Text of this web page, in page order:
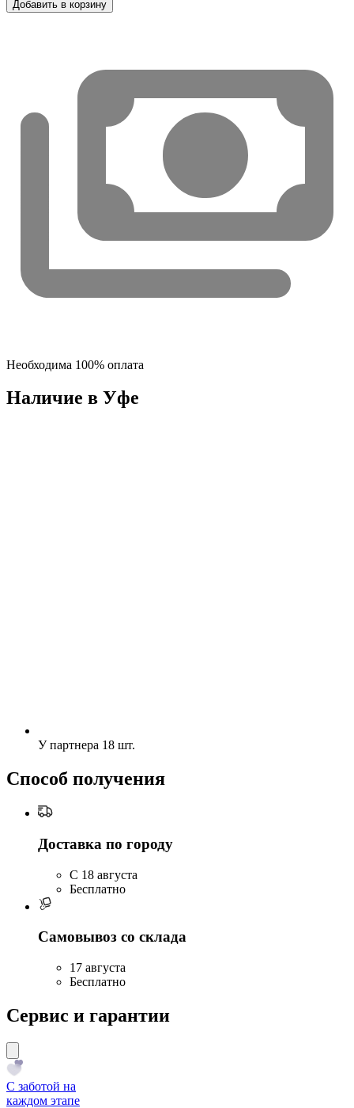
Добавить в корзину
Необходима 100% оплата
Наличие в Уфe
У партнера 18 шт.
Способ получения
Доставка по городу
C 18 августа
Бесплатно
Самовывоз со склада
17 августа
Бесплатно
Сервис и гарантии
С заботой на
каждом этапе